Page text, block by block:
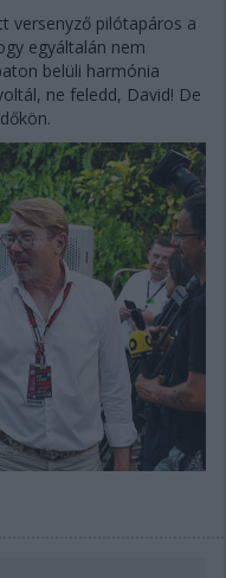
versenyző pilótapáros a
egyáltalán nem
belüli harmónia
ne feledd, David! De